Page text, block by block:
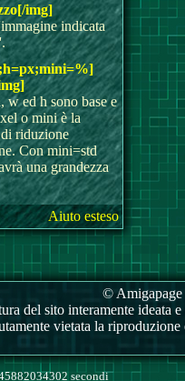
img]
indicata
w ed h sono base e
o mini è la
riduzione
Con mini=std
una grandezza
Aiuto esteso
© Amigapage
del sito interamente ideata
vietata la
secondi